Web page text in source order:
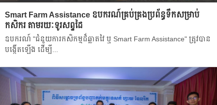
Smart Farm Assistance ឧបករណ៍​គ្រប់គ្រង​ប្រព័ន្ធ​ទឹក​សម្រាប់​
កសិករ តាមរយៈ​ទូរសព្ទ​ដៃ
ឧបករណ៍​ "ជំនួយការកសិកម្មដ៏ឆ្លាតវៃ ឬ Smart Farm Assistance" ត្រូវ​បាន​
បង្កើត​ឡើង ដើម្បី​...